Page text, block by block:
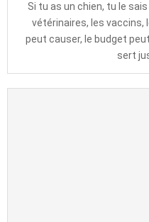
Si tu as un chien, tu le
vétérinaires, les vaccins,
peut causer, le budget
sert